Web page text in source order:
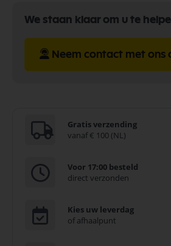
We staan klaar om u te
Neem contact met ons
Gratis verzending
vanaf € 100 (NL)
Voor 17:00 besteld
direct verzonden
Kies uw leverdag
of afhaalpunt